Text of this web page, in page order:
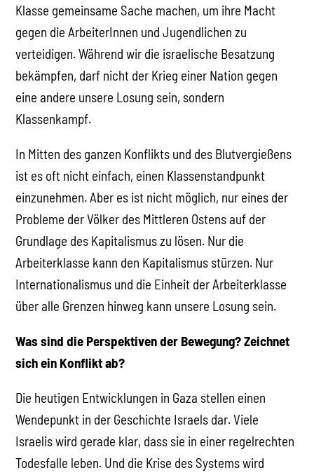
Klasse gemeinsame Sache machen, um ihre Macht
gegen die ArbeiterInnen und Jugendlichen zu
verteidigen. Während wir die israelische Besatzung
bekämpfen, darf nicht der Krieg einer Nation gegen
eine andere unsere Losung sein, sondern
Klassenkampf.
In Mitten des ganzen Konflikts und des Blutvergießens
ist es oft nicht einfach, einen Klassenstandpunkt
einzunehmen. Aber es ist nicht möglich, nur eines der
Probleme der Völker des Mittleren Ostens auf der
Grundlage des Kapitalismus zu lösen. Nur die
Arbeiterklasse kann den Kapitalismus stürzen. Nur
Internationalismus und die Einheit der Arbeiterklasse
über alle Grenzen hinweg kann unsere Losung sein.
Was sind die Perspektiven der Bewegung? Zeichnet
sich ein Konflikt ab?
Die heutigen Entwicklungen in Gaza stellen einen
Wendepunkt in der Geschichte Israels dar. Viele
Israelis wird gerade klar, dass sie in einer regelrechten
Todesfalle leben. Und die Krise des Systems wird